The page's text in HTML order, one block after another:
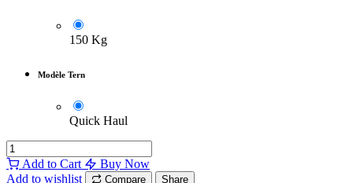
Moteur
Batterie